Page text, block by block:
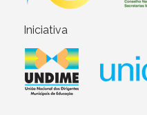
Iniciativa